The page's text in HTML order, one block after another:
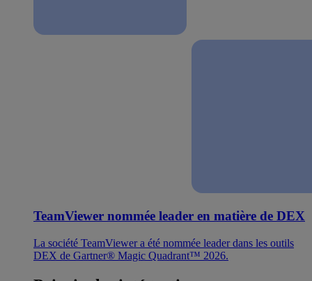
TeamViewer nommée leader en matière de DEX
La société TeamViewer a été nommée leader dans les outils
DEX de Gartner® Magic Quadrant™ 2026.